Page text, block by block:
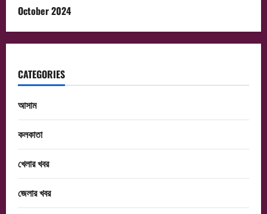
October 2024
CATEGORIES
আসাম
কলকাতা
খেলার খবর
জেলার খবর